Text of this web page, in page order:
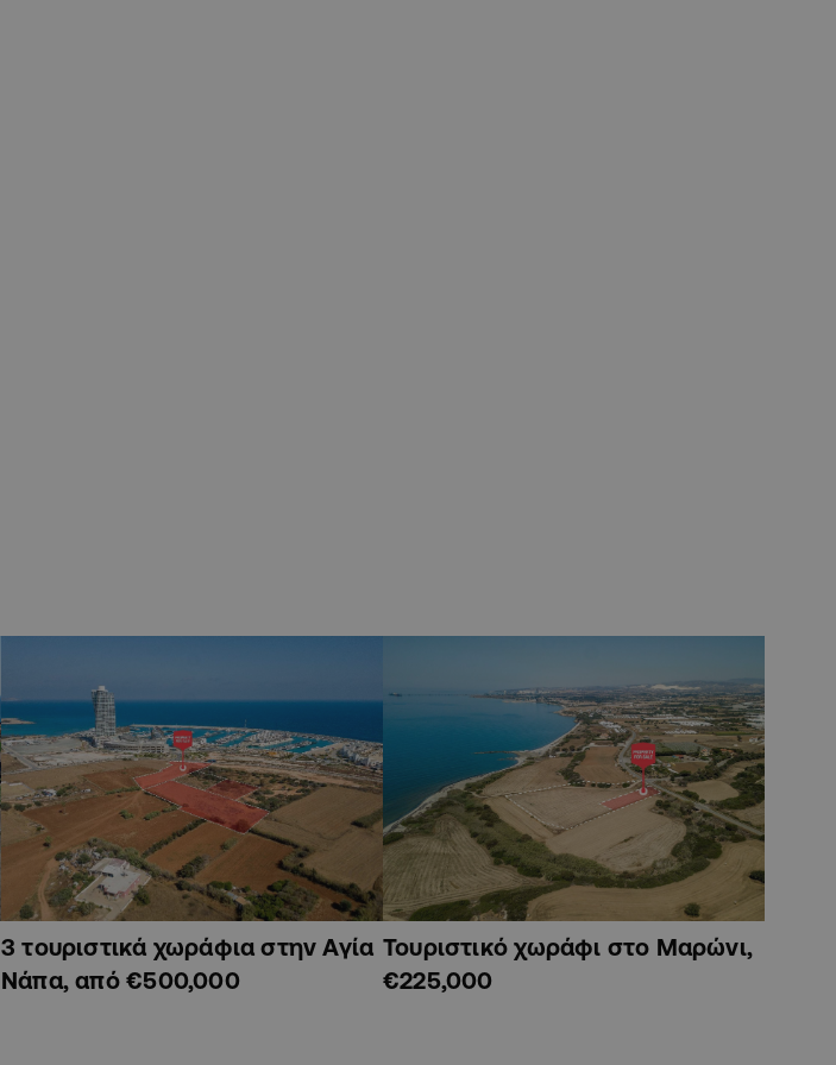
3 τουριστικά χωράφια στην Αγία
Νάπα, από €500,000
Τουριστικό χωράφι στο Μαρώνι,
€225,000